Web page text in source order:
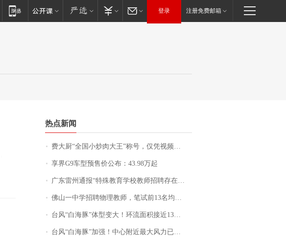
登录 注册免费邮箱
热点新闻
费大厨“全国小炒肉大王”称号，仅凭视频评出？中国烹饪协会回应
享界G9车型预售价公布：43.98万起
广东雷州通报“特殊教育学校教师招聘存在违规行为”：已启动问责程序 副校长被停职
佛山一中学招聘物理教师，笔试前13名均遭淘汰？教育局：已叫停招聘，成立调查组全面核查
台风“白海豚”体型变大！环流面积接近13个浙江那么大
台风“白海豚”加强！中心附近最大风力已达15级 最新研判